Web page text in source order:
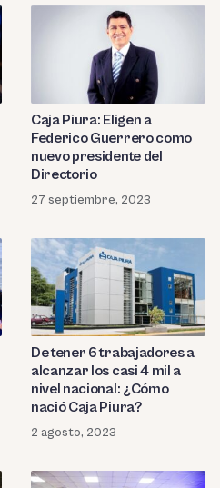
Caja Piura: Eligen a
Federico Guerrero como
nuevo presidente del
Directorio
27 septiembre, 2023
De tener 6 trabajadores a
alcanzar los casi 4 mil a
nivel nacional: ¿Cómo
nació Caja Piura?
2 agosto, 2023